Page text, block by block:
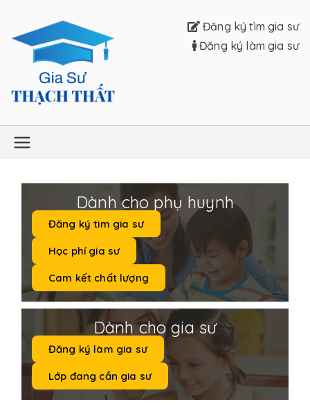
Thất
Đăng ký tìm gia sư
Đăng ký làm gia sư
Dành cho phụ huynh
Đăng ký tìm gia sư
Học phí gia sư
Cam kết chất lượng
Dành cho gia sư
Đăng ký làm gia sư
Lớp đang cần gia sư